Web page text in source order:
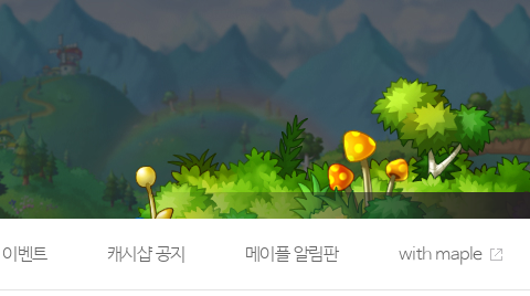
게임정보
직업소개
확률형 아이템
NEXON NOW
컨텐츠 랭킹
자유게시판
메이플 아트
메이플스토리 파트너스
AI Style Finder
미니게임
커뮤니티 아카이브
영상
이벤트 캐시샵 공지 메이플 알림판 with maple